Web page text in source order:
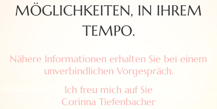
MÖGLICHKEITEN, IN IHREM
TEMPO.
Nähere Informationen erhalten Sie bei einem
unverbindlichen Vorgespräch.
Ich freu mich auf Sie
Corinna Tiefenbacher